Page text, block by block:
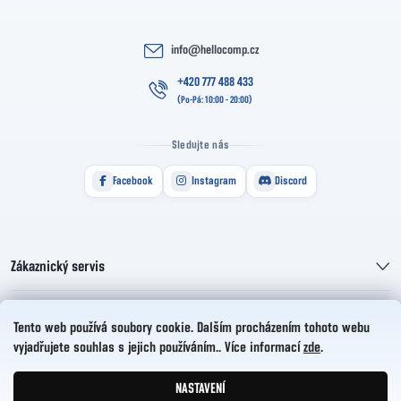
Tento web používá soubory cookie. Dalším procházením tohoto webu
vyjadřujete souhlas s jejich používáním.. Více informací zde.
NASTAVENÍ
info@hellocomp.cz
+420 777 488 433
Sledujte nás
Facebook Instagram Discord
Zákaznický servis